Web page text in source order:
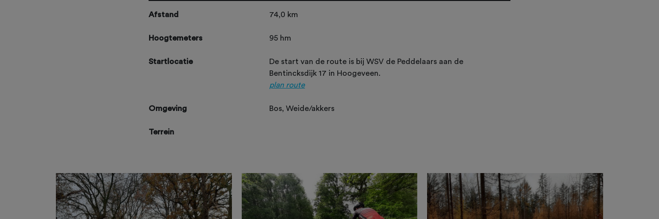
Afstand 74,0 km
Hoogtemeters 95 hm
Startlocatie
De start van de route is bij WSV de Peddelaars aan de
Bentincksdijk 17 in Hoogeveen.
plan route
Omgeving Bos, Weide/akkers
Terrein